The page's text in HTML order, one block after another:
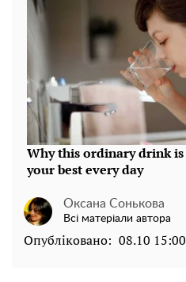
Оксана Сонькова
Всі матеріали автора
Опубліковано: 08.10 15:00